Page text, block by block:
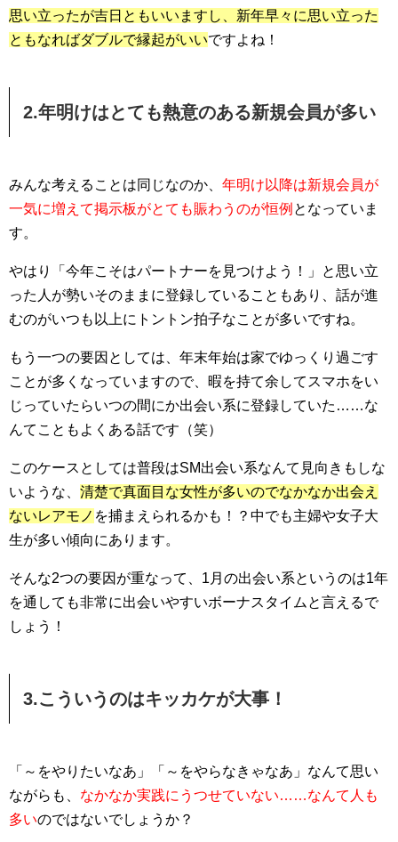
思い立ったが吉日ともいいますし、新年早々に思い立った
ともなればダブルで縁起がいいですよね！
2.年明けはとても熱意のある新規会員が多い
みんな考えることは同じなのか、 年明け以降は新規会員が
一気に増えて掲示板がとても賑わうのが恒例 となっていま
す。
やはり「今年こそはパートナーを見つけよう！」と思い立
った人が勢いそのままに登録していることもあり、話が進
むのがいつも以上にトントン拍子なことが多いですね。
もう一つの要因としては、年末年始は家でゆっくり過ごす
ことが多くなっていますので、暇を持て余してスマホをい
じっていたらいつの間にか出会い系に登録していた……な
んてこともよくある話です（笑）
このケースとしては普段はSM出会い系なんて見向きもしな
いような、 清楚で真面目な女性が多いのでなかなか出会え
ないレアモノ を捕まえられるかも！？中でも主婦や女子大
生が多い傾向にあります。
そんな2つの要因が重なって、1月の出会い系というのは1年
を通しても非常に出会いやすいボーナスタイムと言えるで
しょう！
3.こういうのはキッカケが大事！
「～をやりたいなあ」「～をやらなきゃなあ」なんて思い
ながらも、 なかなか実践にうつせていない……なんて人も
多いのではないでしょうか？